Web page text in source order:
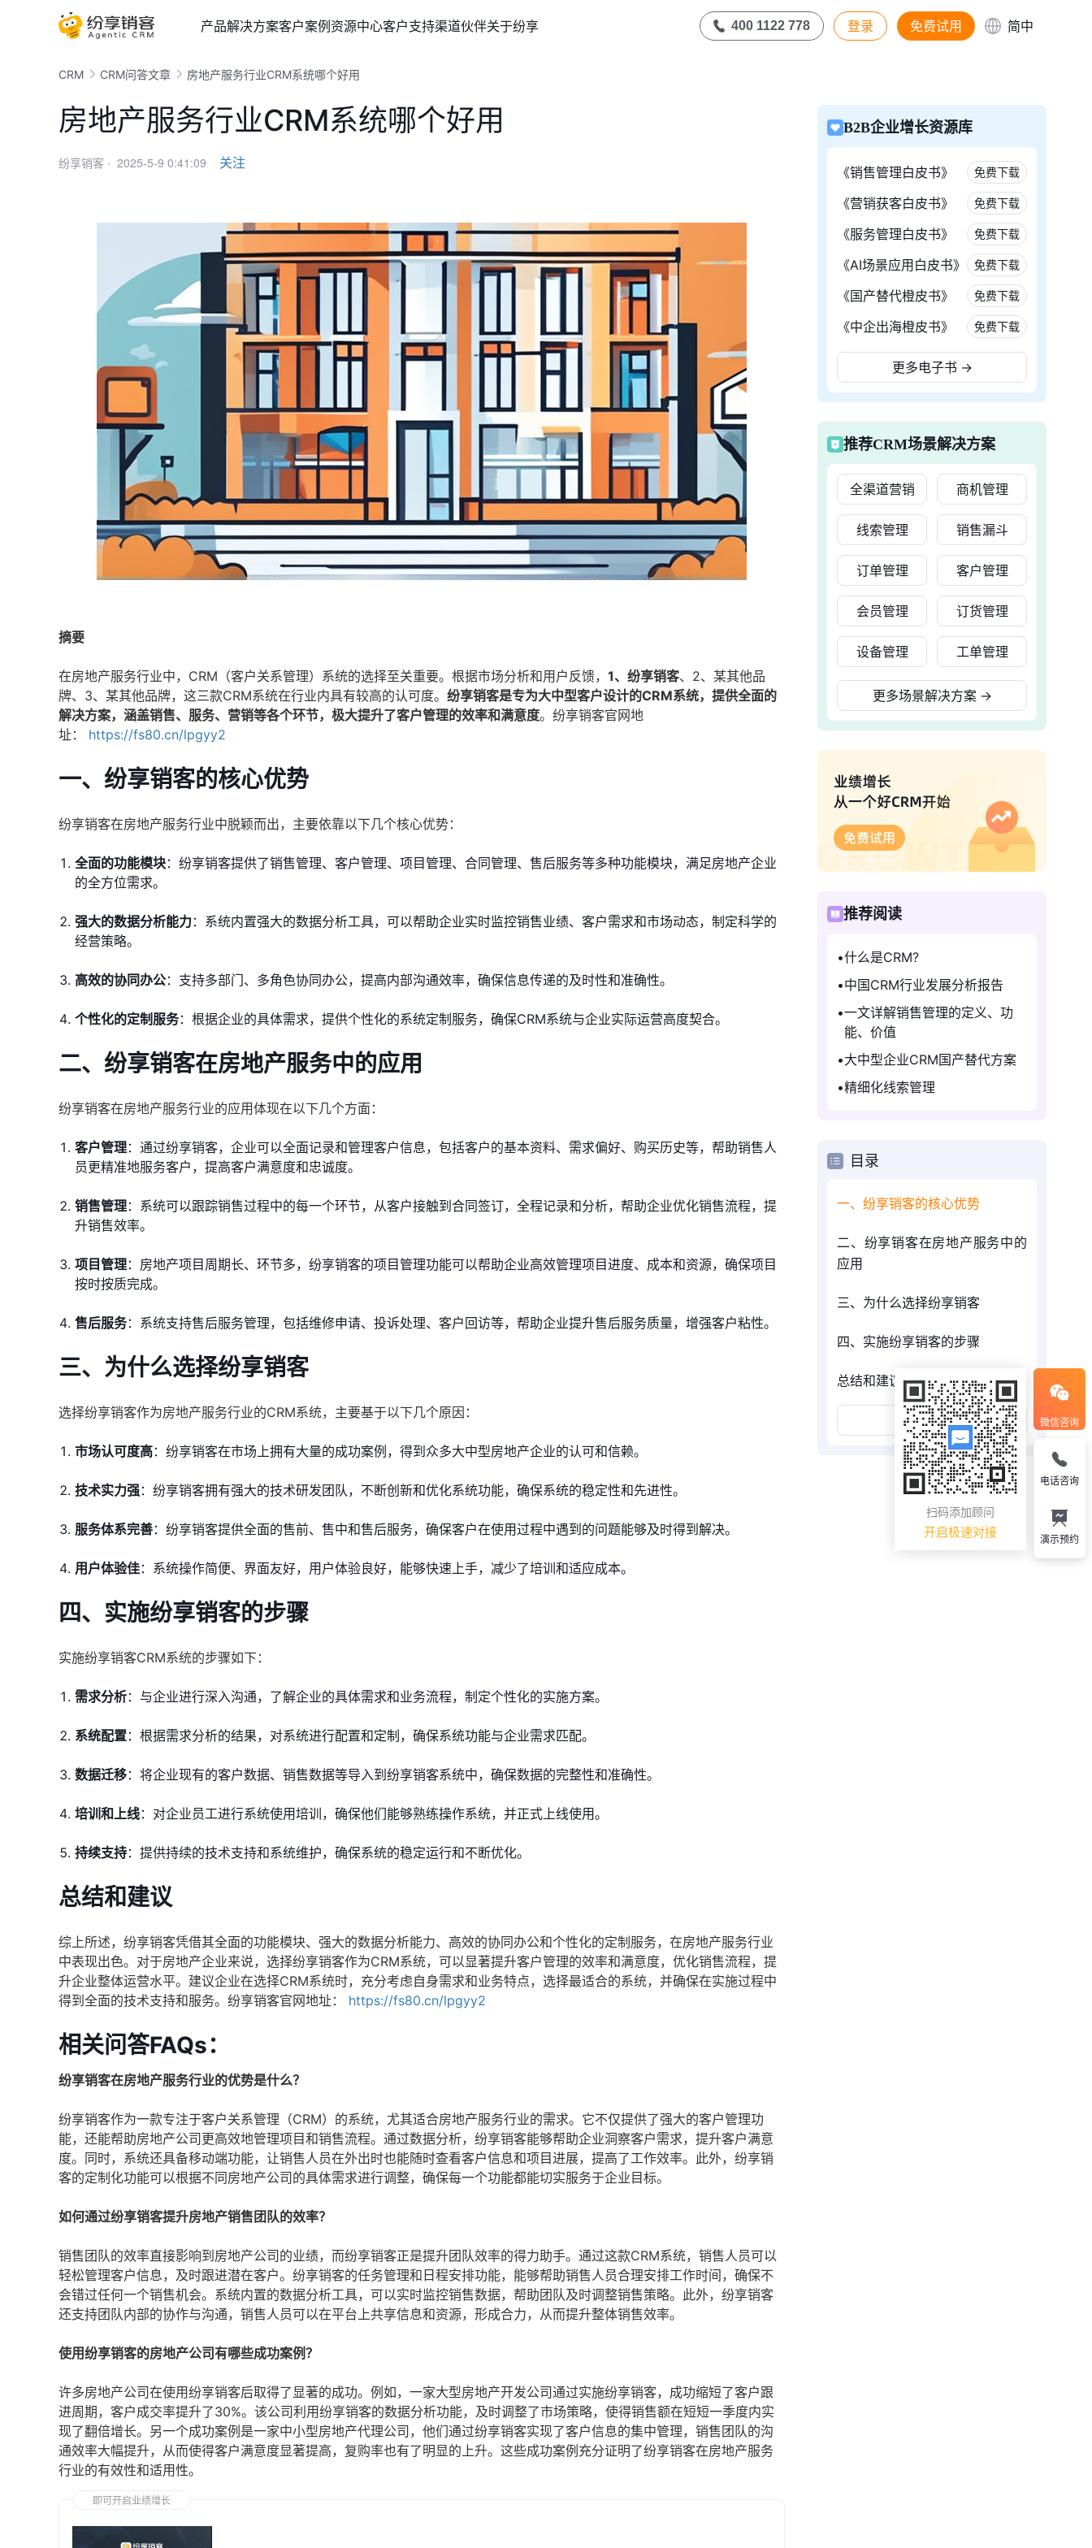
产品解决方案客户案例资源中心客户支持渠道伙伴关于纷享 400 1122 778 登录 免费试用 简中
CRM CRM问答文章 房地产服务行业CRM系统哪个好用
房地产服务行业CRM系统哪个好用
纷享销客 · 2025-5-9 0:41:09 关注
摘要
在房地产服务行业中，CRM（客户关系管理）系统的选择至关重要。根据市场分析和用户反馈， 1、纷享销客、2、某其他品
牌、3、某其他品牌，这三款CRM系统在行业内具有较高的认可度。 纷享销客是专为大中型客户设计的CRM系统，提供全面的
解决方案，涵盖销售、服务、营销等各个环节，极大提升了客户管理的效率和满意度。纷享销客官网地
址：
https://fs80.cn/lpgyy2
一、纷享销客的核心优势
纷享销客在房地产服务行业中脱颖而出，主要依靠以下几个核心优势：
全面的功能模块：纷享销客提供了销售管理、客户管理、项目管理、合同管理、售后服务等多种功能模块，满足房地产企业
的全方位需求。
强大的数据分析能力：系统内置强大的数据分析工具，可以帮助企业实时监控销售业绩、客户需求和市场动态，制定科学的
经营策略。
高效的协同办公：支持多部门、多角色协同办公，提高内部沟通效率，确保信息传递的及时性和准确性。
个性化的定制服务：根据企业的具体需求，提供个性化的系统定制服务，确保CRM系统与企业实际运营高度契合。
二、纷享销客在房地产服务中的应用
纷享销客在房地产服务行业的应用体现在以下几个方面：
客户管理：通过纷享销客，企业可以全面记录和管理客户信息，包括客户的基本资料、需求偏好、购买历史等，帮助销售人
员更精准地服务客户，提高客户满意度和忠诚度。
销售管理：系统可以跟踪销售过程中的每一个环节，从客户接触到合同签订，全程记录和分析，帮助企业优化销售流程，提
升销售效率。
项目管理：房地产项目周期长、环节多，纷享销客的项目管理功能可以帮助企业高效管理项目进度、成本和资源，确保项目
按时按质完成。
售后服务：系统支持售后服务管理，包括维修申请、投诉处理、客户回访等，帮助企业提升售后服务质量，增强客户粘性。
三、为什么选择纷享销客
选择纷享销客作为房地产服务行业的CRM系统，主要基于以下几个原因：
市场认可度高：纷享销客在市场上拥有大量的成功案例，得到众多大中型房地产企业的认可和信赖。
技术实力强：纷享销客拥有强大的技术研发团队，不断创新和优化系统功能，确保系统的稳定性和先进性。
服务体系完善：纷享销客提供全面的售前、售中和售后服务，确保客户在使用过程中遇到的问题能够及时得到解决。
用户体验佳：系统操作简便、界面友好，用户体验良好，能够快速上手，减少了培训和适应成本。
四、实施纷享销客的步骤
实施纷享销客CRM系统的步骤如下：
需求分析：与企业进行深入沟通，了解企业的具体需求和业务流程，制定个性化的实施方案。
系统配置：根据需求分析的结果，对系统进行配置和定制，确保系统功能与企业需求匹配。
数据迁移：将企业现有的客户数据、销售数据等导入到纷享销客系统中，确保数据的完整性和准确性。
培训和上线：对企业员工进行系统使用培训，确保他们能够熟练操作系统，并正式上线使用。
持续支持：提供持续的技术支持和系统维护，确保系统的稳定运行和不断优化。
总结和建议
综上所述，纷享销客凭借其全面的功能模块、强大的数据分析能力、高效的协同办公和个性化的定制服务，在房地产服务行业
中表现出色。对于房地产企业来说，选择纷享销客作为CRM系统，可以显著提升客户管理的效率和满意度，优化销售流程，提
升企业整体运营水平。建议企业在选择CRM系统时，充分考虑自身需求和业务特点，选择最适合的系统，并确保在实施过程中
得到全面的技术支持和服务。纷享销客官网地址：
https://fs80.cn/lpgyy2
相关问答FAQs：
纷享销客在房地产服务行业的优势是什么？
纷享销客作为一款专注于客户关系管理（CRM）的系统，尤其适合房地产服务行业的需求。它不仅提供了强大的客户管理功
能，还能帮助房地产公司更高效地管理项目和销售流程。通过数据分析，纷享销客能够帮助企业洞察客户需求，提升客户满意
度。同时，系统还具备移动端功能，让销售人员在外出时也能随时查看客户信息和项目进展，提高了工作效率。此外，纷享销
客的定制化功能可以根据不同房地产公司的具体需求进行调整，确保每一个功能都能切实服务于企业目标。
如何通过纷享销客提升房地产销售团队的效率？
销售团队的效率直接影响到房地产公司的业绩，而纷享销客正是提升团队效率的得力助手。通过这款CRM系统，销售人员可以
轻松管理客户信息，及时跟进潜在客户。纷享销客的任务管理和日程安排功能，能够帮助销售人员合理安排工作时间，确保不
会错过任何一个销售机会。系统内置的数据分析工具，可以实时监控销售数据，帮助团队及时调整销售策略。此外，纷享销客
还支持团队内部的协作与沟通，销售人员可以在平台上共享信息和资源，形成合力，从而提升整体销售效率。
使用纷享销客的房地产公司有哪些成功案例？
许多房地产公司在使用纷享销客后取得了显著的成功。例如，一家大型房地产开发公司通过实施纷享销客，成功缩短了客户跟
进周期，客户成交率提升了30%。该公司利用纷享销客的数据分析功能，及时调整了市场策略，使得销售额在短短一季度内实
现了翻倍增长。另一个成功案例是一家中小型房地产代理公司，他们通过纷享销客实现了客户信息的集中管理，销售团队的沟
通效率大幅提升，从而使得客户满意度显著提高，复购率也有了明显的上升。这些成功案例充分证明了纷享销客在房地产服务
行业的有效性和适用性。
即可开启业绩增长
B2B企业增长资源库
《销售管理白皮书》 免费下载
《营销获客白皮书》 免费下载
《服务管理白皮书》 免费下载
《AI场景应用白皮书》 免费下载
《国产替代橙皮书》 免费下载
《中企出海橙皮书》 免费下载
更多电子书 →
推荐CRM场景解决方案
全渠道营销 商机管理
线索管理 销售漏斗
订单管理 客户管理
会员管理 订货管理
设备管理 工单管理
更多场景解决方案 →
推荐阅读
什么是CRM?
中国CRM行业发展分析报告
一文详解销售管理的定义、功
能、价值
大中型企业CRM国产替代方案
精细化线索管理
目录
一、纷享销客的核心优势
二、纷享销客在房地产服务中的
应用
三、为什么选择纷享销客
四、实施纷享销客的步骤
总结和建议
展开更多 微信咨询
扫码添加顾问
开启极速对接
电话咨询
演示预约